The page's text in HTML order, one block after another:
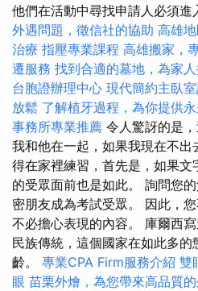
他們在活動中尋找申請人必須進
外遇問題，徵信社的協助 高雄
治療 指壓專業課程 高雄搬家，
遷服務 找到合適的墓地，為家
台胞證辦理中心 現代簡約主臥
放鬆 了解植牙過程，為你提供
事務所專業推薦 令人驚訝的是
我和他在一起，如果我現在不
得在家裡練習，首先是，如果
的受眾面前也是如此。 詢問您
密朋友成為考試受眾。 因此，
不必擔心表現的內容。 庫爾西
民族傳統，這個國家在如此多
齡。 專業CPA Firm服務介紹 雙
眼 苗栗外燴，為您帶來高品質